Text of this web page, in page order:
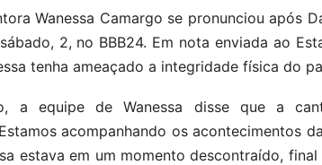
Wanessa Camargo se pronunciou após
2, no BBB24. Em nota enviada ao
tenha ameaçado a integridade física do
a equipe de Wanessa disse que a
acompanhando os acontecimentos
estava em um momento descontraído,